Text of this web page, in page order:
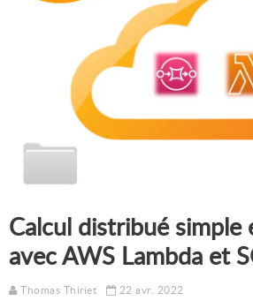
Calcul distribué simple
avec AWS Lambda et
Thomas Thiriet 22 avr. 2022